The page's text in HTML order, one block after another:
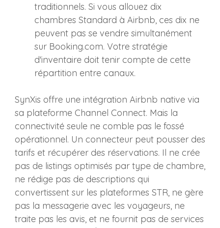
traditionnels. Si vous allouez dix
chambres Standard à Airbnb, ces dix ne
peuvent pas se vendre simultanément
sur Booking.com. Votre stratégie
d'inventaire doit tenir compte de cette
répartition entre canaux.
SynXis offre une intégration Airbnb native via
sa plateforme Channel Connect. Mais la
connectivité seule ne comble pas le fossé
opérationnel. Un connecteur peut pousser des
tarifs et récupérer des réservations. Il ne crée
pas de listings optimisés par type de chambre,
ne rédige pas de descriptions qui
convertissent sur les plateformes STR, ne gère
pas la messagerie avec les voyageurs, ne
traite pas les avis, et ne fournit pas de services